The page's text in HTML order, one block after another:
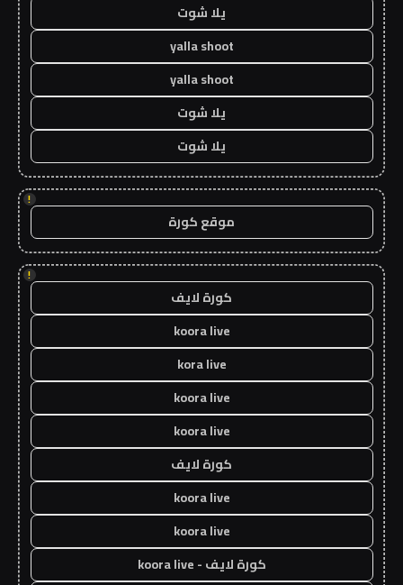
يلا شوت
yalla shoot
yalla shoot
يلا شوت
يلا شوت
!
موقع كورة
!
كورة لايف
koora live
kora live
koora live
koora live
كورة لايف
koora live
koora live
كورة لايف - koora live